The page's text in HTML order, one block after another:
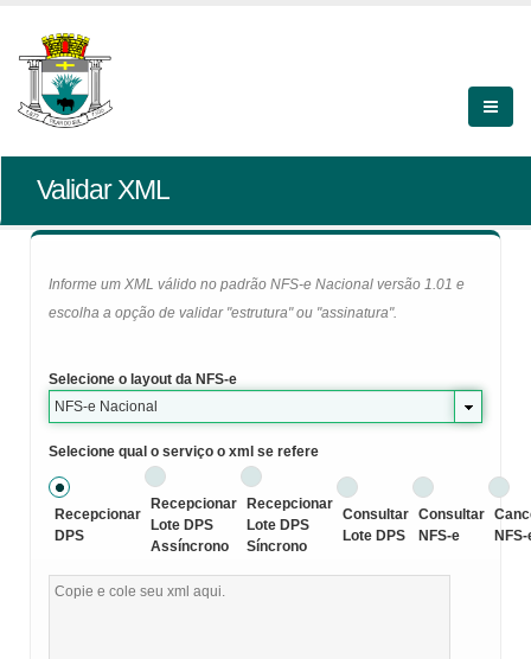
Validar XML
Informe um XML válido no padrão NFS-e Nacional versão 1.01 e
escolha a opção de validar "estrutura" ou "assinatura".
Selecione o layout da NFS-e
NFS-e Nacional
Selecione qual o serviço o xml se refere
Recepcionar
DPS
Recepcionar
Lote DPS
Assíncrono
Recepcionar
Lote DPS
Síncrono
Consultar
Lote DPS
Consultar
NFS-e
NFS-